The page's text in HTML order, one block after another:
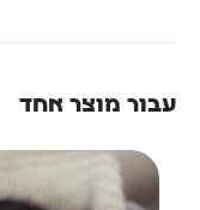
עבור מוצר אחד